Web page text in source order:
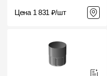
Цена 1 831 ₽/шт